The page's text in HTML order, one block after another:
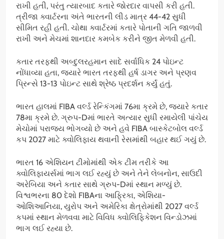
રાખી હતી, પરંતુ ત્યારબાદ કતારે જોરદાર વાપસી કરી હતી.
ત્રીજા ક્વાર્ટરના અંતે ભારતની લીડ માત્ર 44-42 સુધી
સીમિત રહી હતી. ચોથા ક્વાર્ટરમાં કતારે પોતાની ગતિ જાળવી
રાખી અને મેચમાં શાનદાર કમબેક કરીને જીત મેળવી હતી.
કતાર તરફથી અબ્દુલરહમાન સાદે સર્વાધિક 24 પોઇન્ટ
નોંધાવ્યા હતા, જ્યારે ભારત તરફથી હર્ષ ડાગર અને પ્રણવ
પ્રિન્સે 13-13 પોઇન્ટ સાથે શ્રેષ્ઠ પ્રદર્શન કર્યું હતું.
ભારત હાલમાં FIBA વર્લ્ડ રેન્કિંગમાં 76મા ક્રમે છે, જ્યારે કતાર
78મા ક્રમે છે. ગ્રુપ-Dમાં ભારતે અત્યાર સુધી રમાયેલી પાંચેય
મેચોમાં પરાજય ભોગવ્યો છે અને હવે FIBA બાસ્કેટબોલ વર્લ્ડ
કપ 2027 માટે ક્વોલિફાય થવાની રેસમાંથી બહાર થઈ ગયું છે.
ભારત 16 એશિયન ટીમોમાંથી એક ટીમ તરીકે આ
ક્વોલિફાયર્સમાં ભાગ લઈ રહ્યું છે અને તેને લેબનોન, સાઉદી
અરેબિયા અને કતાર સાથે ગ્રુપ-Dમાં સ્થાન મળ્યું છે.
વિશ્વભરના 80 દેશો FIBAના આફ્રિકા, એશિયા-
ઓશિઆનિયા, યુરોપ અને અમેરિકા ક્ષેત્રોમાંથી 2027 વર્લ્ડ
કપમાં સ્થાન મેળવવા માટે વિવિધ ક્વોલિફિકેશન વિન્ડોઝમાં
ભાગ લઈ રહ્યા છે.